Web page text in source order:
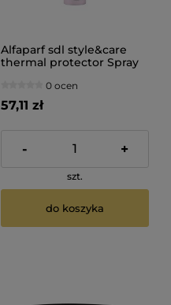
Alfaparf sdl style&care
thermal protector Spray
włosów 300ml
0 ocen
57,11 zł
- +
szt.
do koszyka